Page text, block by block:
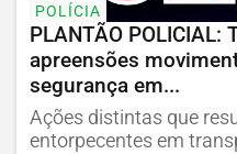
POLÍCIA
PLANTÃO POLICIAL:
apreensões
segurança em...
Ações distintas que
entorpecentes em